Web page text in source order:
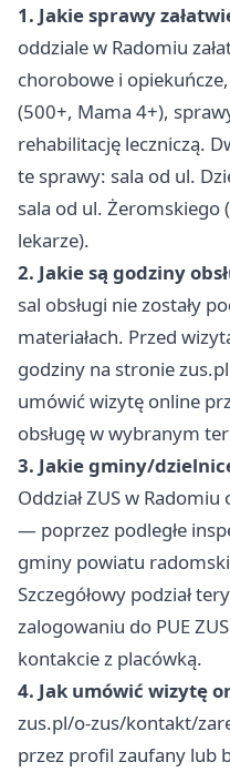
1. Jakie sprawy
oddziale w Radomiu
chorobowe i
(500+, Mama 4+),
rehabilitację leczniczą.
te sprawy: sala od ul.
sala od ul. Żeromskiego
lekarze).
2. Jakie są godziny
sal obsługi nie zostały
materiałach. Przed
godziny na stroniezus.pl
umówić wizytę online
obsługę w wybranym
3. Jakie gminy/
Oddział ZUS w
— poprzez podległe
gminy powiatu
Szczegółowy podział
zalogowaniu do PUE
kontakcie z placówką.
4. Jak umówić wizytę
zus.pl/o-zus/kontakt/
przez profil zaufany lub